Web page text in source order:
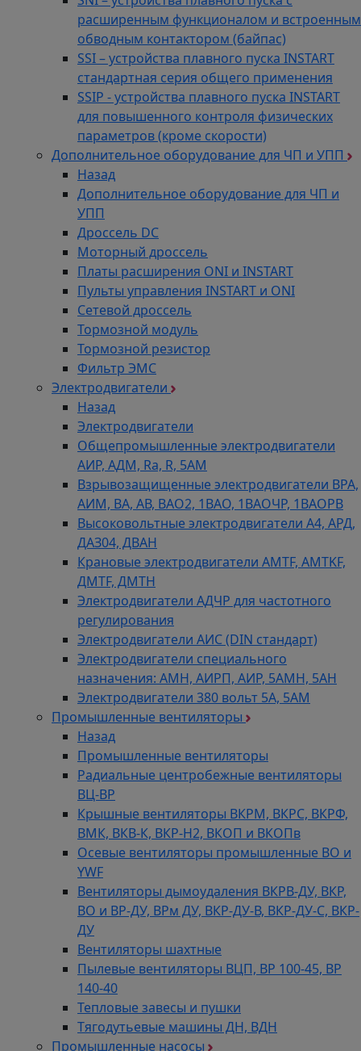
расширенным функционалом и встроенным
обводным контактором (байпас)
SSI – устройства плавного пуска INSTART
стандартная серия общего применения
SSIP - устройства плавного пуска INSTART
для повышенного контроля физических
параметров (кроме скорости)
Дополнительное оборудование для ЧП и УПП
Назад
Дополнительное оборудование для ЧП и
УПП
Дроссель DC
Моторный дроссель
Платы расширения ONI и INSTART
Пульты управления INSTART и ONI
Сетевой дроссель
Тормозной модуль
Тормозной резистор
Фильтр ЭМС
Электродвигатели
Назад
Электродвигатели
Общепромышленные электродвигатели
АИР, АДМ, Ra, R, 5AM
Взрывозащищенные электродвигатели ВРА,
АИМ, ВА, АВ, ВАO2, 1ВАО, 1ВАОЧР, 1ВАОРВ
Высоковольтные электродвигатели A4, АРД,
ДАЗ04, ДВАН
Крановые электродвигатели AMTF, AMTKF,
ДMTF, ДМТН
Электродвигатели АДЧР для частотного
регулирования
Электродвигатели АИС (DIN стандарт)
Электродвигатели специального
назначения: АМН, АИРП, АИР, 5АМН, 5АН
Электродвигатели 380 вольт 5А, 5АМ
Промышленные вентиляторы
Назад
Промышленные вентиляторы
Радиальные центробежные вентиляторы
ВЦ-ВР
Крышные вентиляторы ВКРМ, ВКРС, ВКРФ,
ВМК, ВКВ-К, ВКР-Н2, ВКОП и ВКОПв
Осевые вентиляторы промышленные ВО и
YWF
Вентиляторы дымоудаления ВКРВ-ДУ, ВКР,
ВО и ВР-ДУ, ВРм ДУ, ВКР-ДУ-В, ВКР-ДУ-С, ВКР-
ДУ
Вентиляторы шахтные
Пылевые вентиляторы ВЦП, ВР 100-45, ВР
140-40
Тепловые завесы и пушки
Тягодутьевые машины ДН, ВДН
Промышленные насосы